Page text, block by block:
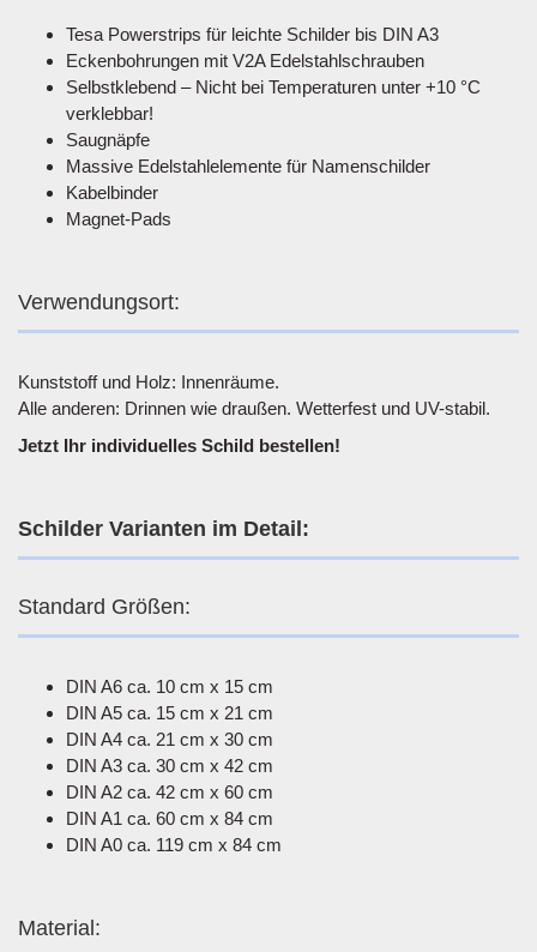
Tesa Powerstrips für leichte Schilder bis DIN A3
Eckenbohrungen mit V2A Edelstahlschrauben
Selbstklebend – Nicht bei Temperaturen unter +10 °C
verklebbar!
Saugnäpfe
Massive Edelstahlelemente für Namenschilder
Kabelbinder
Magnet-Pads
Verwendungsort:
Kunststoff und Holz: Innenräume.
Alle anderen: Drinnen wie draußen. Wetterfest und UV-stabil.
Jetzt Ihr individuelles Schild bestellen!
Schilder Varianten im Detail:
Standard Größen:
DIN A6 ca. 10 cm x 15 cm
DIN A5 ca. 15 cm x 21 cm
DIN A4 ca. 21 cm x 30 cm
DIN A3 ca. 30 cm x 42 cm
DIN A2 ca. 42 cm x 60 cm
DIN A1 ca. 60 cm x 84 cm
DIN A0 ca. 119 cm x 84 cm
Material: